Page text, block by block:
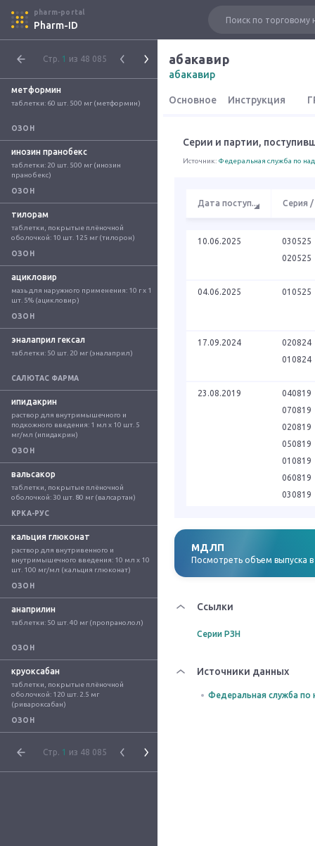
pharm-portal
Pharm-ID
Стр. 1 из 48 085
метформин
таблетки: 60 шт. 500 мг (метформин)
ОЗОН
инозин пранобекс
таблетки: 20 шт. 500 мг (инозин
пранобекс)
ОЗОН
тилорам
таблетки, покрытые плёночной
оболочкой: 10 шт. 125 мг (тилорон)
ОЗОН
ацикловир
мазь для наружного применения: 10 г x 1
шт. 5% (ацикловир)
ОЗОН
эналаприл гексал
таблетки: 50 шт. 20 мг (эналаприл)
САЛЮТАС ФАРМА
ипидакрин
раствор для внутримышечного и
подкожного введения: 1 мл x 10 шт. 5
мг/мл (ипидакрин)
ОЗОН
вальсакор
таблетки, покрытые плёночной
оболочкой: 30 шт. 80 мг (валсартан)
КРКА-РУС
кальция глюконат
раствор для внутривенного и
внутримышечного введения: 10 мл x 10
шт. 100 мг/мл (кальция глюконат)
ОЗОН
анаприлин
таблетки: 50 шт. 40 мг (пропранолол)
ОЗОН
круоксабан
таблетки, покрытые плёночной
оболочкой: 120 шт. 2.5 мг
(ривароксабан)
ОЗОН
Стр. 1 из 48 085
абакавир
абакавир
Основное Инструкция
Серии и партии,
Источник: Федеральная служба по
Дата поступ... Серия /
10.06.2025
030525
020525
04.06.2025 010525
17.09.2024
020824
010824
23.08.2019
040819
070819
020819
050819
010819
060819
030819
МДЛП
Посмотреть объем выпуска
Ссылки
Серии РЗН
Источники данных
Федеральная служба по